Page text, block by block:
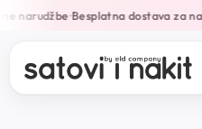
narudžbe•Besplatna dostava za